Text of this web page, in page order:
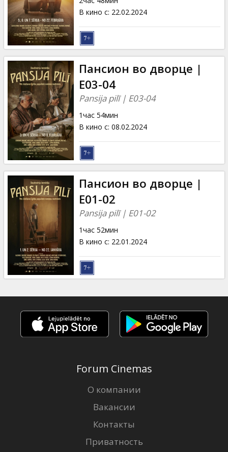
В кино с: 22.02.2024
Пансион во дворце |
E03-04
Pansija pilī | E03-04
1час 54мин
В кино с: 08.02.2024
Пансион во дворце |
E01-02
Pansija pilī | E01-02
1час 52мин
В кино с: 22.01.2024
Forum Cinemas
О компании
Вакансии
Контакты
Приватность